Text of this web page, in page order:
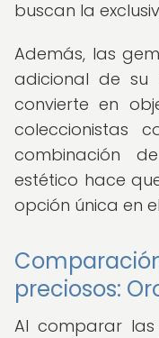
buscan la
Además, las
adicional de su
convierte en
coleccionistas
combinación
estético hace
opción única en
preciosos:
Al comparar